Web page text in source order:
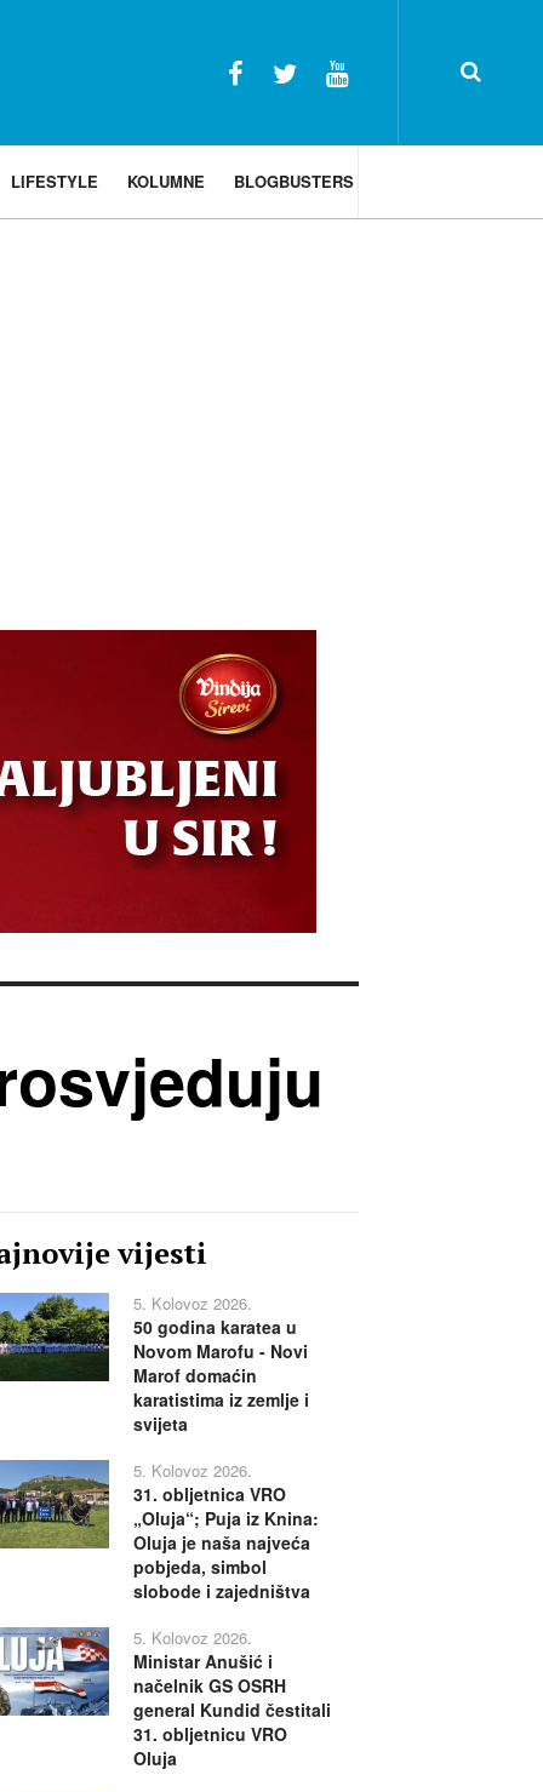
LIFESTYLE KOLUMNE BLOGBUSTERS
vijesti
5. Kolovoz 2026.
50 godina karatea u
Novom Marofu - Novi
Marof domaćin
karatistima iz zemlje i
svijeta
5. Kolovoz 2026.
31. obljetnica VRO
„Oluja“; Puja iz Knina:
Oluja je naša najveća
pobjeda, simbol
slobode i zajedništva
5. Kolovoz 2026.
Ministar Anušić i
načelnik GS OSRH
general Kundid čestitali
31. obljetnicu VRO
Oluja